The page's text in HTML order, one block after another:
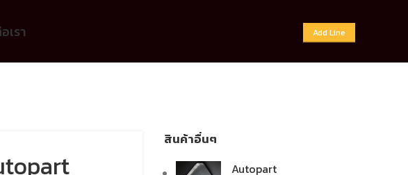
เรา Add Line
สินค้าอื่นๆ
Autopart